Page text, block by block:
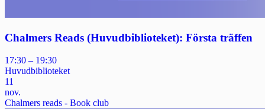
Chalmers Reads (Huvudbiblioteket): Första träffen
17:30 – 19:30
Huvudbiblioteket
11
nov.
Chalmers reads - Book club